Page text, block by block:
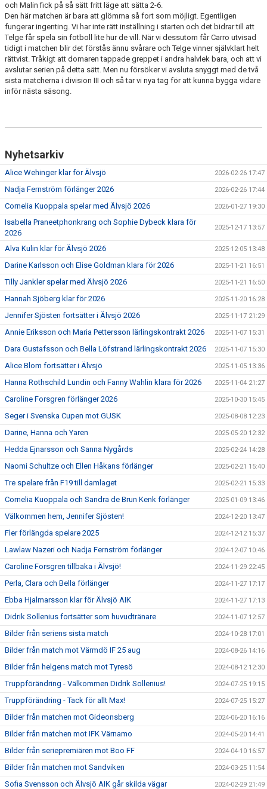
och Malin fick på så sätt fritt läge att sätta 2-6.
Den här matchen är bara att glömma så fort som möjligt. Egentligen
fungerar ingenting. Vi har inte rätt inställning i starten och det bidrar till att
Telge får spela sin fotboll lite hur de vill. När vi dessutom får Carro utvisad
tidigt i matchen blir det förstås ännu svårare och Telge vinner självklart helt
rättvist. Tråkigt att domaren tappade greppet i andra halvlek bara, och att vi
avslutar serien på detta sätt. Men nu försöker vi avsluta snyggt med de två
sista matcherna i division III och så tar vi nya tag för att kunna bygga vidare
inför nästa säsong.
Nyhetsarkiv
Alice Wehinger klar för Älvsjö 2026-02-26 17:47
Nadja Fernström förlänger 2026 2026-02-26 17:44
Cornelia Kuoppala spelar med Älvsjö 2026 2026-01-27 19:30
Isabella Praneetphonkrang och Sophie Dybeck klara för
2026
2025-12-17 13:57
Alva Kulin klar för Älvsjö 2026 2025-12-05 13:48
Darine Karlsson och Elise Goldman klara för 2026 2025-11-21 16:51
Tilly Jankler spelar med Älvsjö 2026 2025-11-21 16:50
Hannah Sjöberg klar för 2026 2025-11-20 16:28
Jennifer Sjösten fortsätter i Älvsjö 2026 2025-11-17 21:29
Annie Eriksson och Maria Pettersson lärlingskontrakt 2026 2025-11-07 15:31
Dara Gustafsson och Bella Löfstrand lärlingskontrakt 2026 2025-11-07 15:30
Alice Blom fortsätter i Älvsjö 2025-11-05 13:36
Hanna Rothschild Lundin och Fanny Wahlin klara för 2026 2025-11-04 21:27
Caroline Forsgren förlänger 2026 2025-10-30 15:45
Seger i Svenska Cupen mot GUSK 2025-08-08 12:23
Darine, Hanna och Yaren 2025-05-20 12:32
Hedda Ejnarsson och Sanna Nygårds 2025-02-24 14:28
Naomi Schultze och Ellen Håkans förlänger 2025-02-21 15:40
Tre spelare från F19 till damlaget 2025-02-21 15:33
Cornelia Kuoppala och Sandra de Brun Kenk förlänger 2025-01-09 13:46
Välkommen hem, Jennifer Sjösten! 2024-12-20 13:47
Fler förlängda spelare 2025 2024-12-12 15:37
Lawlaw Nazeri och Nadja Fernström förlänger 2024-12-07 10:46
Caroline Forsgren tillbaka i Älvsjö! 2024-11-29 22:45
Perla, Clara och Bella förlänger 2024-11-27 17:17
Ebba Hjalmarsson klar för Älvsjö AIK 2024-11-27 17:13
Didrik Sollenius fortsätter som huvudtränare 2024-11-07 12:57
Bilder från seriens sista match 2024-10-28 17:01
Bilder från match mot Värmdö IF 25 aug 2024-08-26 14:16
Bilder från helgens match mot Tyresö 2024-08-12 12:30
Truppförändring - Välkommen Didrik Sollenius! 2024-07-25 19:15
Truppförändring - Tack för allt Max! 2024-07-25 15:27
Bilder från matchen mot Gideonsberg 2024-06-20 16:16
Bilder från matchen mot IFK Värnamo 2024-05-20 14:41
Bilder från seriepremiären mot Boo FF 2024-04-10 16:57
Bilder från matchen mot Sandviken 2024-03-25 11:54
Sofia Svensson och Älvsjö AIK går skilda vägar 2024-02-29 21:49